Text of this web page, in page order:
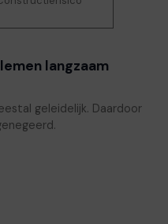
langzaam
geleidelijk. Daardoor